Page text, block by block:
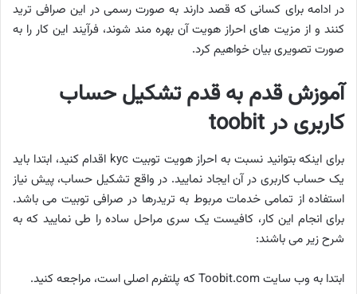
در ادامه برای کسانی که قصد دارند به صورت رسمی در این صرافی ترید
کنند و از مزیت های احراز هویت آن بهره مند شوند، فرآیند این کار را به
صورت تصویری بیان خواهیم کرد.
آموزش قدم به قدم تشکیل حساب
کاربری در toobit
برای اینکه بتوانید نسبت به احراز هویت توبیت kyc اقدام کنید، ابتدا باید
یک حساب کاربری در آن ایجاد نمایید. در واقع تشکیل حساب، پیش نیاز
استفاده از تمامی خدمات مربوط به تریدرها در صرافی توبیت می باشد.
برای انجام این کار، کافیست یک سری مراحل ساده را طی نمایید که به
شرح زیر می باشند:
ابتدا به وب سایت Toobit.com که پلتفرم اصلی است، مراجعه کنید.